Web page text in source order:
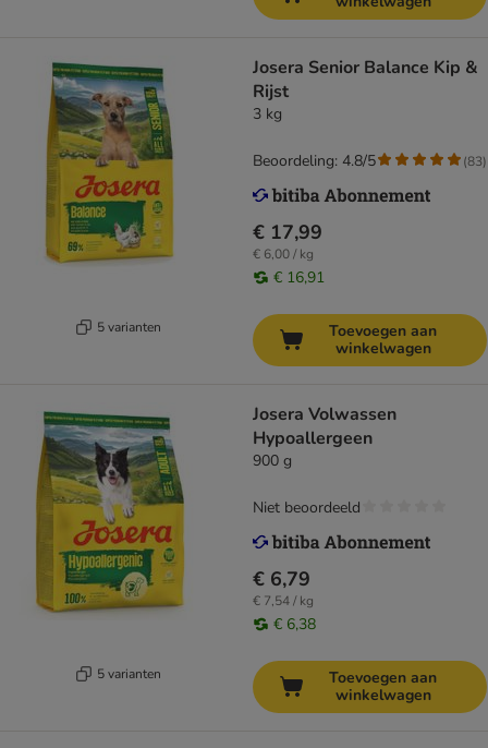
5 varianten
Josera Senior Balance Kip &
Rijst
3 kg
€ 17,99
€ 6,00 / kg
€ 16,91
Beoordeling: 4.8/5 (83)
Toevoegen aan
winkelwagen
5 varianten
Josera Volwassen
Hypoallergeen
900 g
€ 6,79
€ 7,54 / kg
€ 6,38
Niet beoordeeld
Toevoegen aan
winkelwagen